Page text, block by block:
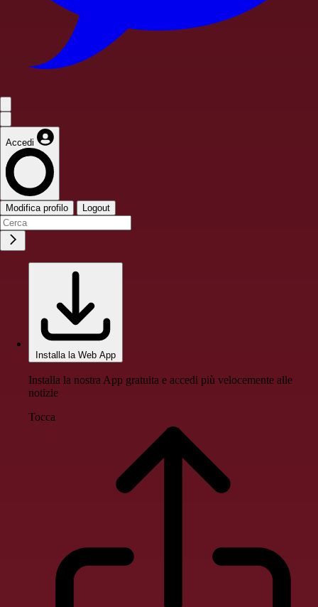
Accedi
Modifica profilo Logout
Installa la Web App
Installa la nostra App gratuita e accedi più velocemente alle
notizie
Tocca